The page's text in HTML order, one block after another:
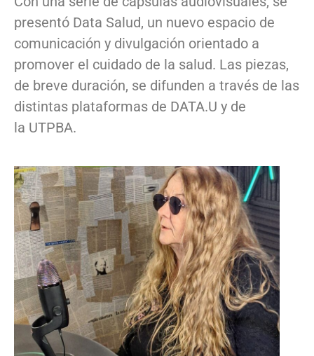
presentó Data Salud, un nuevo espacio de
comunicación y divulgación orientado a
promover el cuidado de la salud. Las piezas,
de breve duración, se difunden a través de las
distintas plataformas de DATA.U y de
la UTPBA.